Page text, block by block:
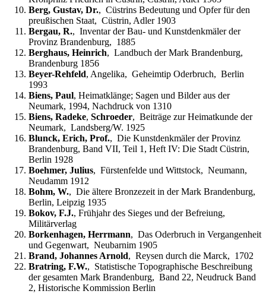
Berg, Gustav, Dr., Cüstrins Bedeutung und Opfer für den
preußischen Staat, Cüstrin, Adler 1903
Bergau, R., Inventar der Bau- und Kunstdenkmäler der
Provinz Brandenburg, 1885
Berghaus, Heinrich, Landbuch der Mark Brandenburg,
Brandenburg 1856
Beyer-Rehfeld, Angelika, Geheimtip Oderbruch, Berlin
1993
Biens, Paul, Heimatklänge; Sagen und Bilder aus der
Neumark, 1994, Nachdruck von 1310
Biens, Radeke, Schroeder, Beiträge zur Heimatkunde der
Neumark, Landsberg/W. 1925
Blunck, Erich, Prof., Die Kunstdenkmäler der Provinz
Brandenburg, Band VII, Teil 1, Heft IV: Die Stadt Cüstrin,
Berlin 1928
Boehmer, Julius, Fürstenfelde und Wittstock, Neumann,
Neudamm 1912
Bohm, W., Die ältere Bronzezeit in der Mark Brandenburg,
Berlin, Leipzig 1935
Bokov, F.J., Frühjahr des Sieges und der Befreiung,
Militärverlag
Borkenhagen, Herrmann, Das Oderbruch in Vergangenheit
und Gegenwart, Neubarnim 1905
Brand, Johannes Arnold, Reysen durch die Marck, 1702
Bratring, F.W., Statistische Topographische Beschreibung
der gesamten Mark Brandenburg, Band 22, Neudruck Band
2, Historische Kommission Berlin